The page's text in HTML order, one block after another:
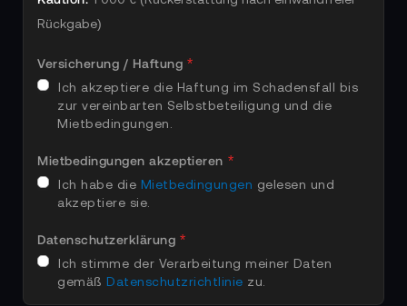
Rückgabe)
Versicherung / Haftung
Ich akzeptiere die Haftung im Schadensfall bis
zur vereinbarten Selbstbeteiligung und die
Mietbedingungen.
Mietbedingungen akzeptieren
Ich habe die Mietbedingungen gelesen und
akzeptiere sie.
Datenschutzerklärung
Ich stimme der Verarbeitung meiner Daten
gemäß Datenschutz­richtlinie zu.